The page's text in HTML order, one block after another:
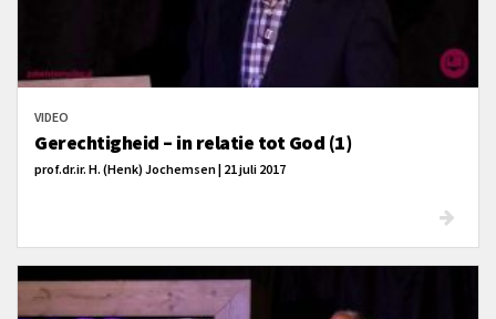
VIDEO
Gerechtigheid – in relatie tot God (1)
prof.dr.ir. H. (Henk) Jochemsen | 21 juli 2017